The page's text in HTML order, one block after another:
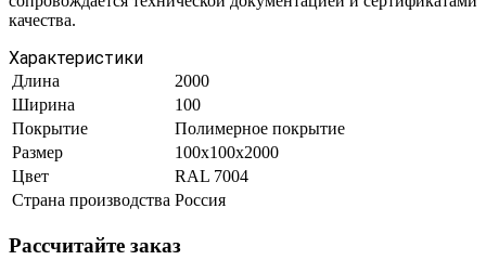
качества.
Характеристики
Длина
2000
Ширина
100
Покрытие
Полимерное покрытие
Размер
100х100х2000
Цвет
RAL 7004
Страна производства Россия
Рассчитайте заказ